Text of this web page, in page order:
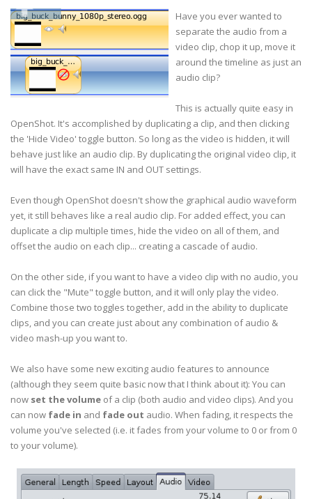
Have you ever wanted to
separate the audio from a
video clip, chop it up, move it
around the timeline as just an
audio clip?
This is actually quite easy in
OpenShot. It's accomplished by duplicating a clip, and then clicking
the 'Hide Video' toggle button. So long as the video is hidden, it will
behave just like an audio clip. By duplicating the original video clip, it
will have the exact same IN and OUT settings.
Even though OpenShot doesn't show the graphical audio waveform
yet, it still behaves like a real audio clip. For added effect, you can
duplicate a clip multiple times, hide the video on all of them, and
offset the audio on each clip... creating a cascade of audio.
On the other side, if you want to have a video clip with no audio, you
can click the "Mute" toggle button, and it will only play the video.
Combine those two toggles together, add in the ability to duplicate
clips, and you can create just about any combination of audio &
video mash-up you want to.
We also have some new exciting audio features to announce
(although they seem quite basic now that I think about it): You can
now set the volume of a clip (both audio and video clips). And you
can now fade in and fade out audio. When fading, it respects the
volume you've selected (i.e. it fades from your volume to 0 or from 0
to your volume).